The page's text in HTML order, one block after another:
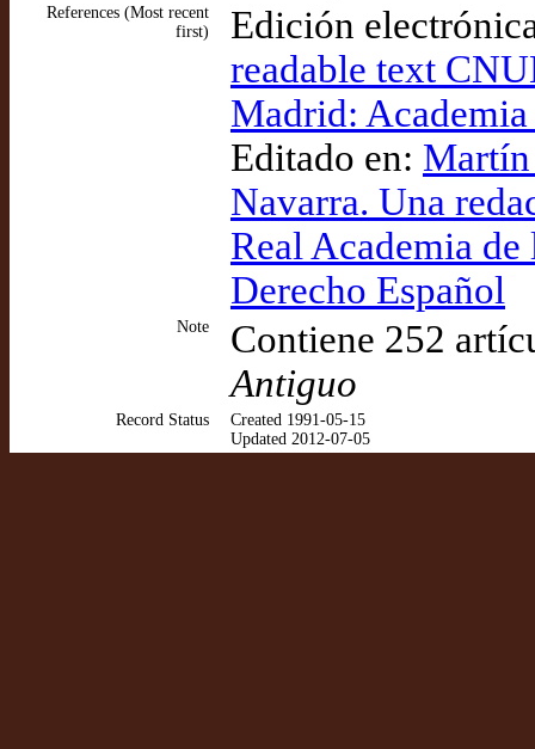
References (Most recent
first)
Edición
readable text
Madrid:
Editado en: Martín
Navarra. Una
Real Academia
Derecho Español
Note
Contiene 252
Antiguo
Record Status
Created 1991-05-15
Updated 2012-07-05